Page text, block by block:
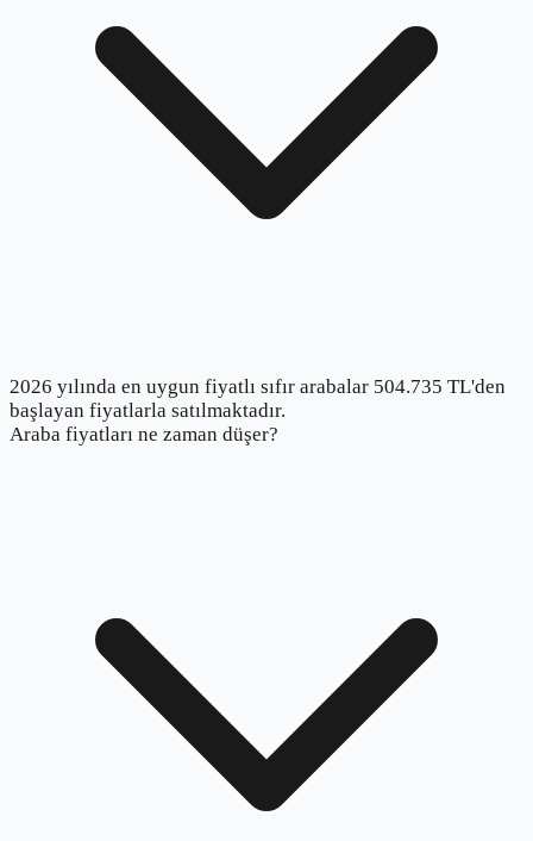
2026 yılında en uygun fiyatlı sıfır arabalar 504.735 TL'den
başlayan fiyatlarla satılmaktadır.
Araba fiyatları ne zaman düşer?